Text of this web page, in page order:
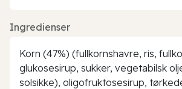
Ingredienser
Korn (47%) (fullkornshavre, ris,
glukosesirup, sukker, vegetabilsk
solsikke), oligofruktosesirup,